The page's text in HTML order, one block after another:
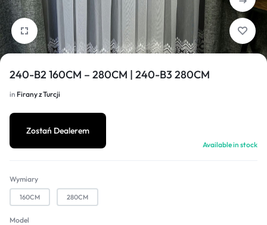
240-B2 160CM – 280CM | 240-B3 280CM
in Firany z Turcji
Zostań Dealerem
Available in stock
Wymiary
160CM 280CM
Model